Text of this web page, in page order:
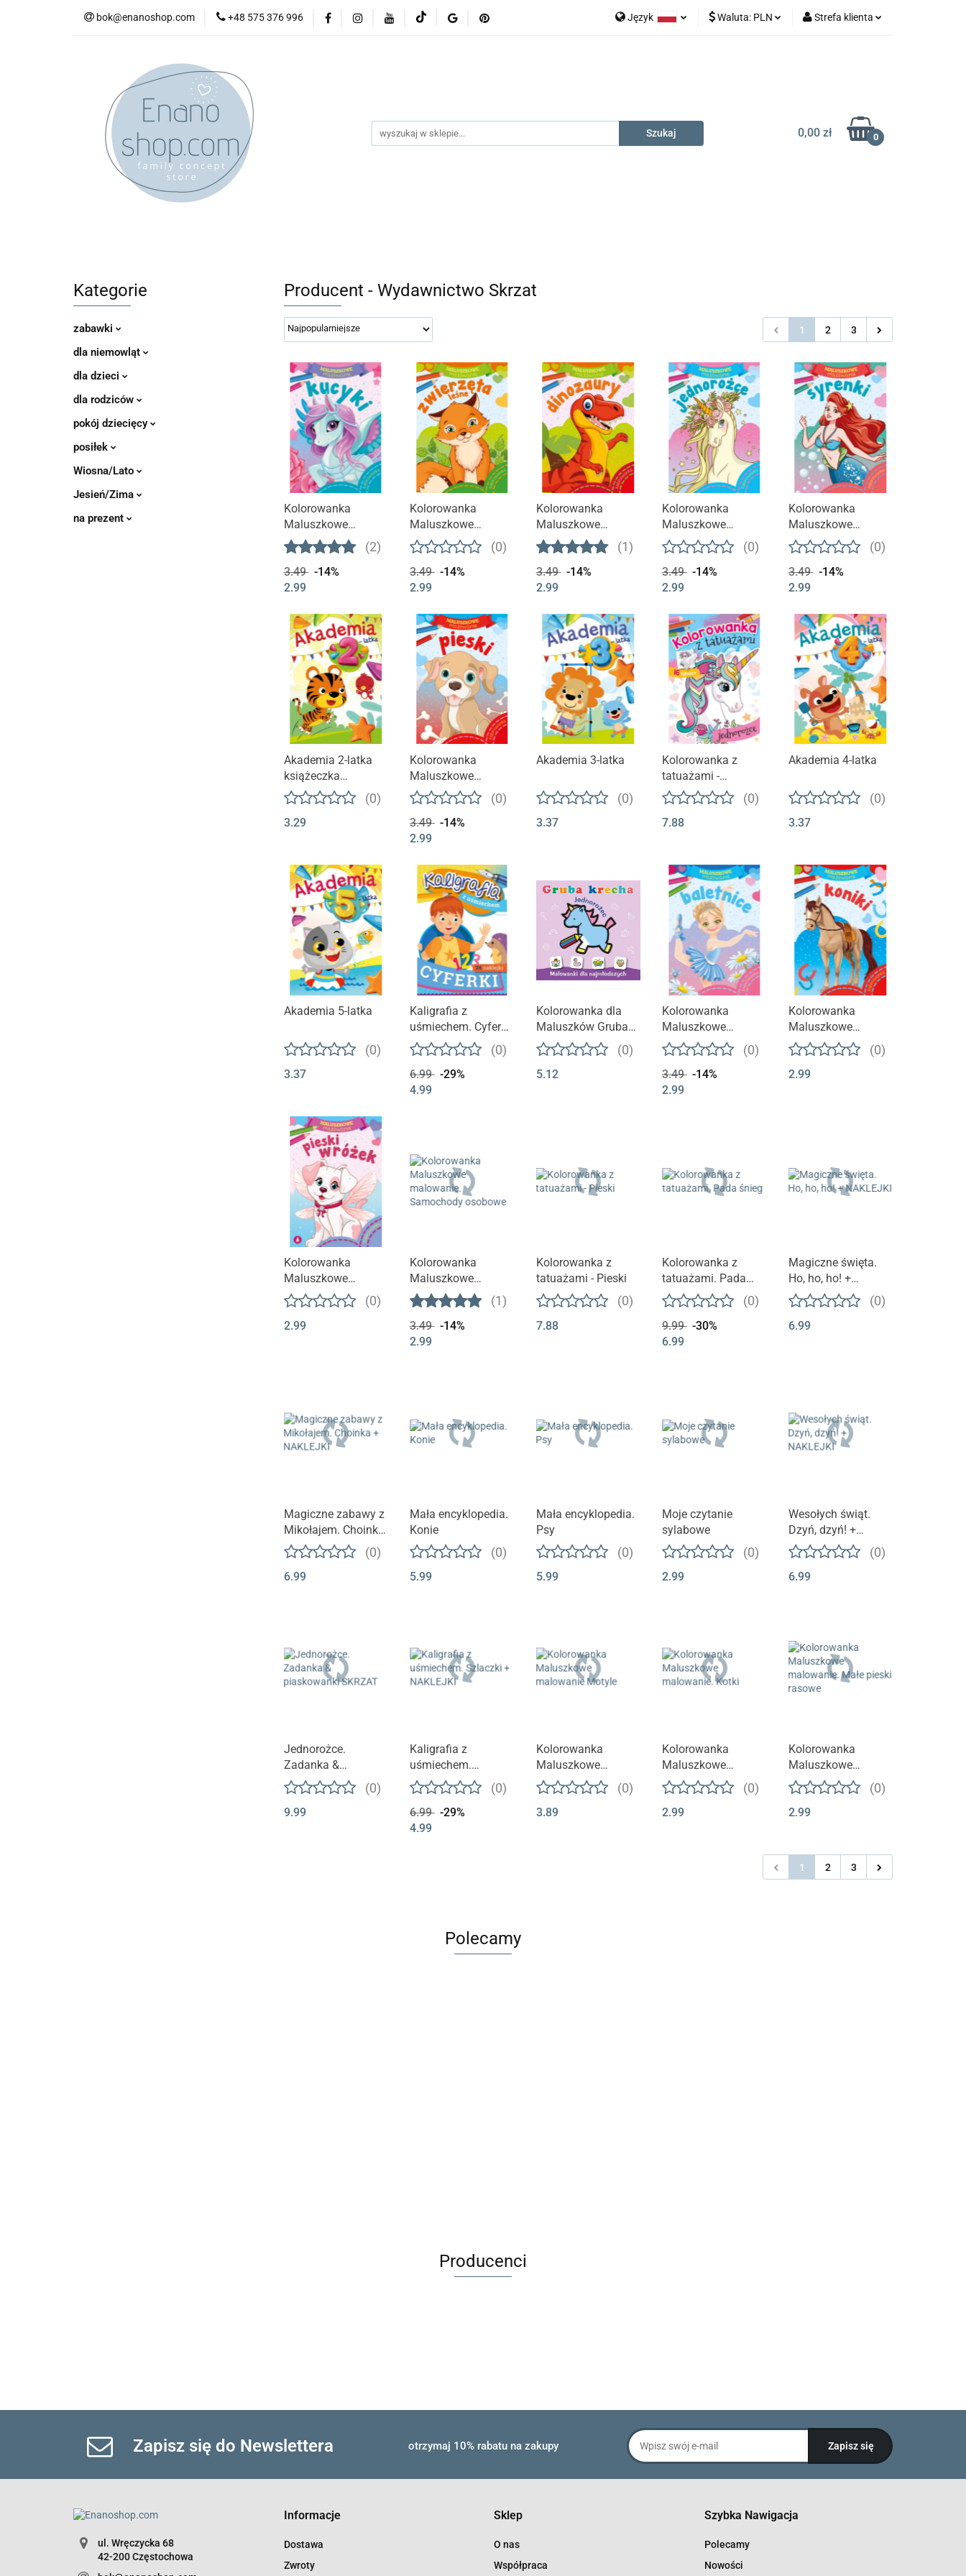
bok@enanoshop.com +48 575 376 996 Język Waluta: PLN Strefa klienta
0,00 zł 0
bestsellery promocje kategorie produktów producenci
kontakt
Kategorie
zabawki
dla niemowląt
dla dzieci
dla rodziców
pokój dziecięcy
posiłek
Wiosna/Lato
Jesień/Zima
na prezent
Producent - Wydawnictwo Skrzat
1 2 3
Kolorowanka
Maluszkowe
malowanie. Kucyki
(2)
3.49
-14%
2.99
Kolorowanka
Maluszkowe
malowanie.
Zwierzęta leśne
(0)
3.49 -14%
2.99
Kolorowanka
Maluszkowe
malowanie.
Dinozaury
(1)
3.49
-14%
2.99
Kolorowanka
Maluszkowe
malowanie.
Jednorożce
(0)
3.49 -14%
2.99
Kolorowanka
Maluszkowe
malowanie. Syrenki
(0)
3.49
-14%
2.99
Akademia 2-latka
książeczka
kolorowanka z
zadaniami
(0)
3.29
Kolorowanka
Maluszkowe
malowanie. Pieski
(0)
3.49 -14%
2.99
Akademia 3-latka
(0)
3.37
Kolorowanka z
tatuażami -
jednorożce
(0)
7.88
Akademia 4-latka
(0)
3.37
Akademia 5-latka
(0)
3.37
Kaligrafia z
uśmiechem. Cyferki
+ NAKLEJKI
(0)
6.99 -29%
4.99
Kolorowanka dla
Maluszków Gruba
krecha - Jednorożec
(0)
5.12
Kolorowanka
Maluszkowe
malowanie.
Baletnice
(0)
3.49 -14%
2.99
Kolorowanka
Maluszkowe
malowanie. Koniki
(0)
2.99
Kolorowanka
Maluszkowe
malowanie. Pieski
wróżek
(0)
2.99
Kolorowanka
Maluszkowe
malowanie.
Samochody
osobowe
(1)
3.49 -14%
2.99
Kolorowanka z
tatuażami - Pieski
(0)
7.88
Kolorowanka z
tatuażami. Pada
śnieg
(0)
9.99 -30%
6.99
Magiczne święta.
Ho, ho, ho! +
NAKLEJKI
(0)
6.99
Magiczne zabawy z
Mikołajem. Choinka
+ NAKLEJKI
(0)
6.99
Mała encyklopedia.
Konie
(0)
5.99
Mała encyklopedia.
Psy
(0)
5.99
Moje czytanie
sylabowe
(0)
2.99
Wesołych świąt.
Dzyń, dzyń! +
NAKLEJKI
(0)
6.99
Jednorożce.
Zadanka &
piaskowanki
SKRZAT
(0)
9.99
Kaligrafia z
uśmiechem.
Szlaczki +
NAKLEJKI
(0)
6.99 -29%
4.99
Kolorowanka
Maluszkowe
malowanie Motyle
(0)
3.89
Kolorowanka
Maluszkowe
malowanie. Kotki(0)
2.99
Kolorowanka
Maluszkowe
malowanie. Małe
pieski rasowe
(0)
2.99
1 2 3
Polecamy
Producenci
Zapisz się do Newslettera otrzymaj 10% rabatu na zakupy
ul. Wręczycka 68
42-200 Częstochowa
Informacje
Dostawa
Zwroty
Sklep
O nas
Współpraca
Szybka Nawigacja
Polecamy
Nowości